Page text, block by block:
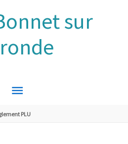
sur
MENU
PRINCIPAL
PLU